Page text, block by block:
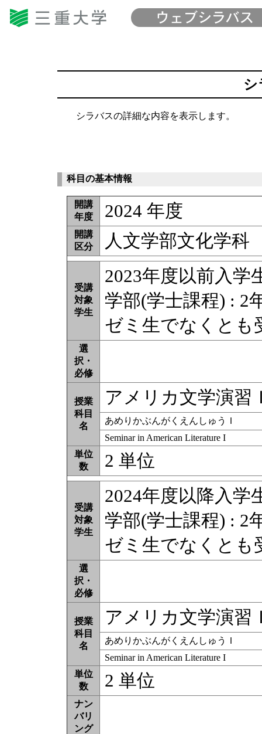
シ
シラバスの詳細な内容を表示します。
科目の基本情報
開講
年度
2024 年度
開講
区分
人文学部文化学科
受講
対象
学生
2023年度以前入学
学部(学士課程) : 2
ゼミ生でなくとも
選
択・
必修
授業
科目
名
アメリカ文学演習
あめりかぶんがくえんしゅうＩ
Seminar in American Literature I
単位
数
2 単位
受講
対象
学生
2024年度以降入学
学部(学士課程) : 2
ゼミ生でなくとも
選
択・
必修
授業
科目
名
アメリカ文学演習
あめりかぶんがくえんしゅうＩ
Seminar in American Literature I
単位
数
2 単位
ナン
バリ
ング